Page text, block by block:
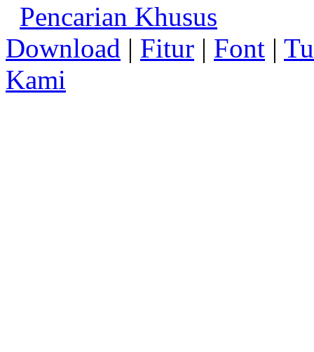
Pencarian Khusus
Download | Fitur | Font |
Kami